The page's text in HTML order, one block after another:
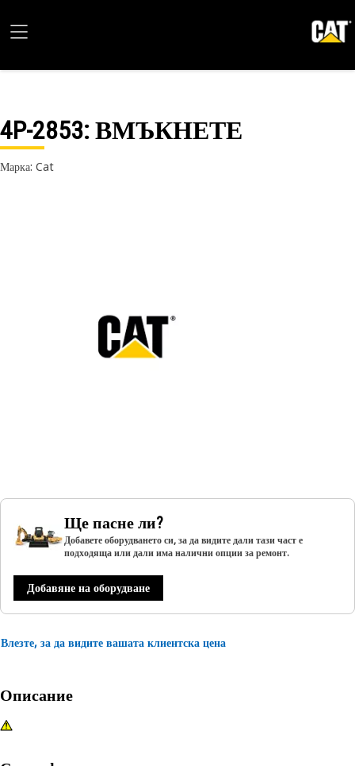
4P-2853: ВМЪКНЕТЕ
Марка: Cat
Ще пасне ли?
Добавете оборудването си, за да видите дали тази част е
подходяща или дали има налични опции за ремонт.
Добавяне на оборудване
Влезте, за да видите вашата клиентска цена
Описание